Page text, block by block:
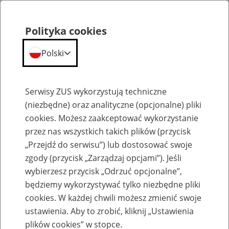
Emerytury
Baza zlikwidowanych lub
przekształconych zakładów pracy
Polityka cookies
Polski
Serwisy ZUS wykorzystują techniczne
(niezbędne) oraz analityczne (opcjonalne) pliki
cookies. Możesz zaakceptować wykorzystanie
przez nas wszystkich takich plików (przycisk
„Przejdź do serwisu”) lub dostosować swoje
zgody (przycisk „Zarządzaj opcjami”). Jeśli
wybierzesz przycisk „Odrzuć opcjonalne”,
będziemy wykorzystywać tylko niezbędne pliki
cookies. W każdej chwili możesz zmienić swoje
ustawienia. Aby to zrobić, kliknij „Ustawienia
plików cookies” w stopce.